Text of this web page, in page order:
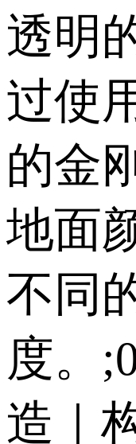
透明
过使
的金
地面
不同
度。
造｜